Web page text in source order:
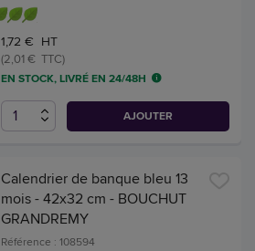
1,72 € HT
(2,01 € TTC)
EN STOCK, LIVRÉ EN 24/48H
AJOUTER
Calendrier de banque bleu 13
mois - 42x32 cm - BOUCHUT
GRANDREMY
Référence : 108594